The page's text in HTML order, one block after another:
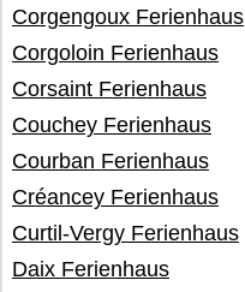
Corgengoux Ferienhaus
Corgoloin Ferienhaus
Corsaint Ferienhaus
Couchey Ferienhaus
Courban Ferienhaus
Créancey Ferienhaus
Curtil-Vergy Ferienhaus
Daix Ferienhaus